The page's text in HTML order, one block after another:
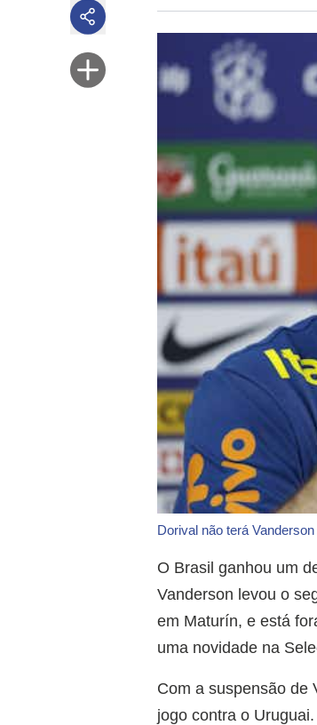
Dorival não terá
O Brasil ganhou um
Vanderson levou o
em Maturín, e está
uma novidade na
Com a suspensão de
jogo contra o